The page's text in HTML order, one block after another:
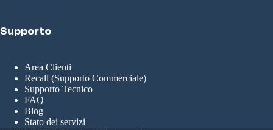
Supporto
Area Clienti
Recall (Supporto Commerciale)
Supporto Tecnico
FAQ
Blog
Stato dei servizi